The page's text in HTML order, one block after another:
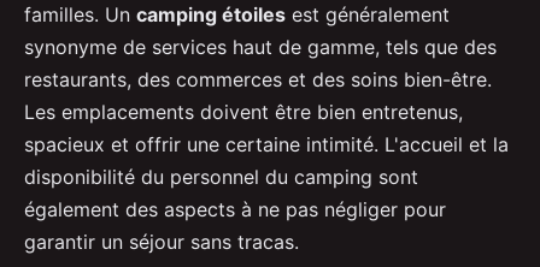
familles. Un camping étoiles est généralement
synonyme de services haut de gamme, tels que des
restaurants, des commerces et des soins bien-être.
Les emplacements doivent être bien entretenus,
spacieux et offrir une certaine intimité. L'accueil et la
disponibilité du personnel du camping sont
également des aspects à ne pas négliger pour
garantir un séjour sans tracas.